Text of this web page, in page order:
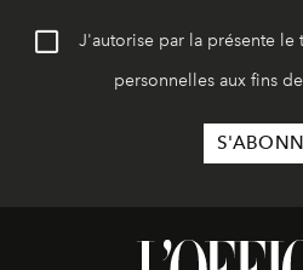
J'autorise par la présente le
personnelles aux fins